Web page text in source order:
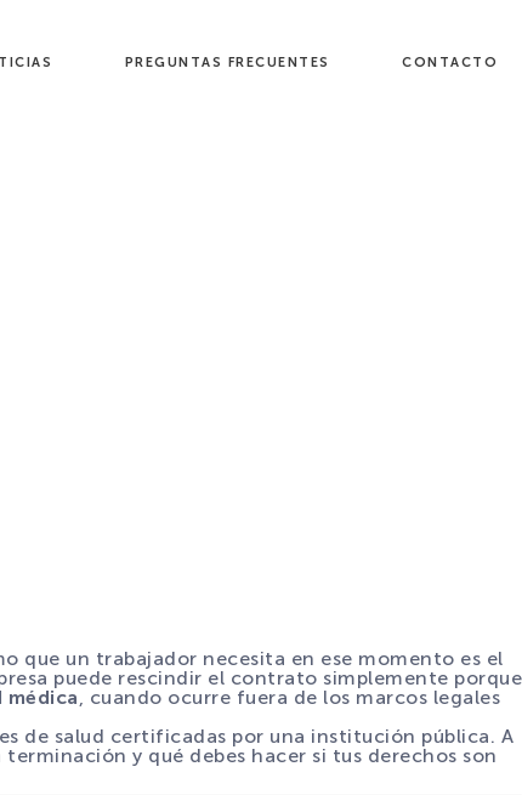
PREGUNTAS FRECUENTES CONTACTO
que un trabajador necesita en ese momento es el
puede rescindir el contrato simplemente porque
, cuando ocurre fuera de los marcos legales
de salud certificadas por una institución pública. A
y qué debes hacer si tus derechos son